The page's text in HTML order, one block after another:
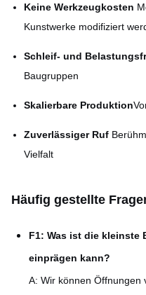
Keine Werkzeugkosten
Kunstwerke modifiziert
Schleif- und
Baugruppen
Skalierbare Produktion
Zuverlässiger Ruf
Vielfalt
Häufig gestellte
F1: Was ist die kleinste
einprägen kann?
A: Wir können Öffnungen